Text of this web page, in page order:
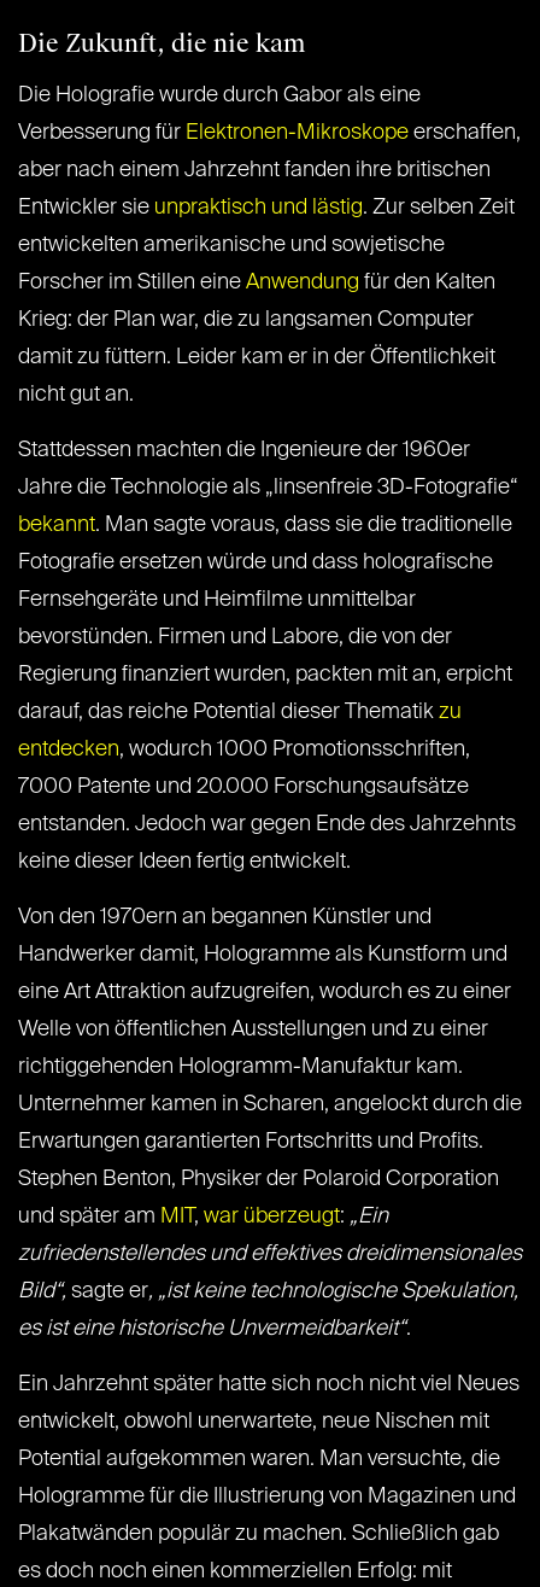
Die Zukunft, die nie kam
Die Holografie wurde durch Gabor als eine
Verbesserung für Elektronen-Mikroskope erschaffen,
aber nach einem Jahrzehnt fanden ihre britischen
Entwickler sie unpraktisch und lästig. Zur selben Zeit
entwickelten amerikanische und sowjetische
Forscher im Stillen eine Anwendung für den Kalten
Krieg: der Plan war, die zu langsamen Computer
damit zu füttern. Leider kam er in der Öffentlichkeit
nicht gut an.
Stattdessen machten die Ingenieure der 1960er
Jahre die Technologie als „linsenfreie 3D-Fotografie“
bekannt. Man sagte voraus, dass sie die traditionelle
Fotografie ersetzen würde und dass holografische
Fernsehgeräte und Heimfilme unmittelbar
bevorstünden. Firmen und Labore, die von der
Regierung finanziert wurden, packten mit an, erpicht
darauf, das reiche Potential dieser Thematik zu
entdecken, wodurch 1000 Promotionsschriften,
7000 Patente und 20.000 Forschungsaufsätze
entstanden. Jedoch war gegen Ende des Jahrzehnts
keine dieser Ideen fertig entwickelt.
Von den 1970ern an begannen Künstler und
Handwerker damit, Hologramme als Kunstform und
eine Art Attraktion aufzugreifen, wodurch es zu einer
Welle von öffentlichen Ausstellungen und zu einer
richtiggehenden Hologramm-Manufaktur kam.
Unternehmer kamen in Scharen, angelockt durch die
Erwartungen garantierten Fortschritts und Profits.
Stephen Benton, Physiker der Polaroid Corporation
und später am MIT , war überzeugt: „Ein
zufriedenstellendes und effektives dreidimensionales
Bild“, sagte er, „ist keine technologische Spekulation,
es ist eine historische Unvermeidbarkeit“.
Ein Jahrzehnt später hatte sich noch nicht viel Neues
entwickelt, obwohl unerwartete, neue Nischen mit
Potential aufgekommen waren. Man versuchte, die
Hologramme für die Illustrierung von Magazinen und
Plakatwänden populär zu machen. Schließlich gab
es doch noch einen kommerziellen Erfolg: mit